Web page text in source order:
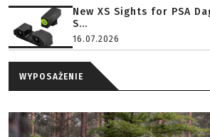
New XS Sights for PSA
S...
16.07.2026
WYPOSAŻENIE